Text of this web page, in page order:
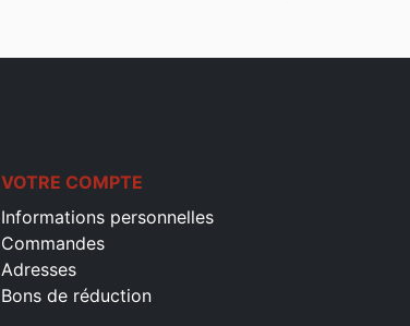
VOTRE COMPTE
Informations personnelles
Commandes
Adresses
Bons de réduction